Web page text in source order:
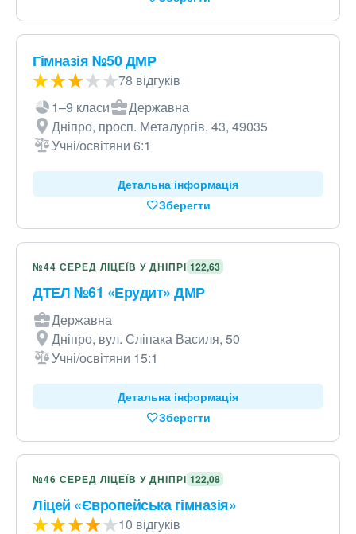
Гімназія №50 ДМР
78 відгуків
1–9 класи
Державна
Дніпро, просп. Металургів, 43, 49035
Учні/освітяни 6:1
Детальна інформація
Зберегти
№44 СЕРЕД ЛІЦЕЇВ У ДНІПРІ 122,63
ДТЕЛ №61 «Ерудит» ДМР
Державна
Дніпро, вул. Сліпака Василя, 50
Учні/освітяни 15:1
Детальна інформація
Зберегти
№46 СЕРЕД ЛІЦЕЇВ У ДНІПРІ 122,08
Ліцей «Європейська гімназія»
10 відгуків